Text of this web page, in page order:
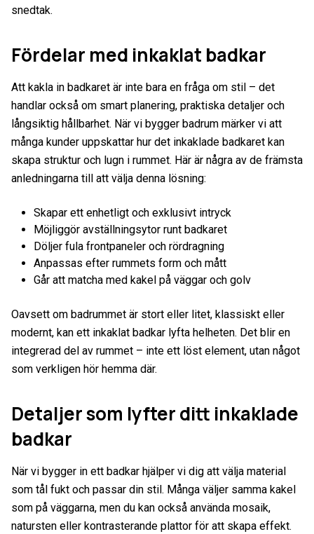
snedtak.
Fördelar med inkaklat badkar
Att kakla in badkaret är inte bara en fråga om stil – det
handlar också om smart planering, praktiska detaljer och
långsiktig hållbarhet. När vi bygger badrum märker vi att
många kunder uppskattar hur det inkaklade badkaret kan
skapa struktur och lugn i rummet. Här är några av de främsta
anledningarna till att välja denna lösning:
Skapar ett enhetligt och exklusivt intryck
Möjliggör avställningsytor runt badkaret
Döljer fula frontpaneler och rördragning
Anpassas efter rummets form och mått
Går att matcha med kakel på väggar och golv
Oavsett om badrummet är stort eller litet, klassiskt eller
modernt, kan ett inkaklat badkar lyfta helheten. Det blir en
integrerad del av rummet – inte ett löst element, utan något
som verkligen hör hemma där.
Detaljer som lyfter ditt inkaklade
badkar
När vi bygger in ett badkar hjälper vi dig att välja material
som tål fukt och passar din stil. Många väljer samma kakel
som på väggarna, men du kan också använda mosaik,
natursten eller kontrasterande plattor för att skapa effekt.